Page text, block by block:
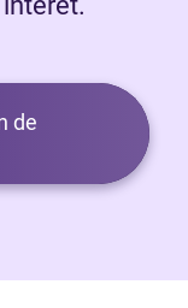
de